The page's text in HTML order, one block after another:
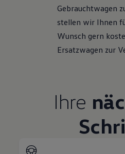
Gebrauchtwagen
stellen wir Ihnen
Wunsch gern
Ersatzwagen zur
Ihre